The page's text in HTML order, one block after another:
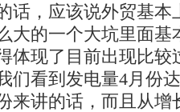
话，应该说外贸基本
大的一个大坑里面基
体现了目前出现比较
们看到发电量4月份
来讲的话，而且从增